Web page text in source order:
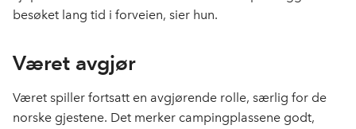
besøket lang tid i forveien, sier hun.
Været avgjør
Været spiller fortsatt en avgjørende rolle, særlig for de
norske gjestene. Det merker campingplassene godt,